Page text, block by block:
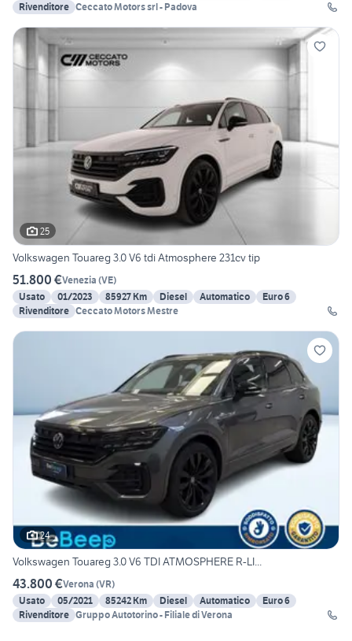
Rivenditore Ceccato Motors srl - Padova
25
Volkswagen Touareg 3.0 V6 tdi Atmosphere 231cv tip
51.800 €Venezia (VE)
Usato
01/2023 85927 Km Diesel Automatico
Euro 6
Rivenditore Ceccato Motors Mestre
24
Volkswagen Touareg 3.0 V6 TDI ATMOSPHERE R-LI...
43.800 €Verona (VR)
Usato
05/2021 85242 Km Diesel Automatico
Euro 6
Rivenditore Gruppo Autotorino - Filiale di Verona